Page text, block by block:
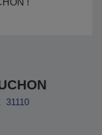
!
31110